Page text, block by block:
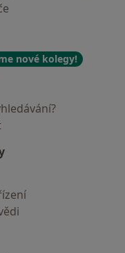
nové kolegy!